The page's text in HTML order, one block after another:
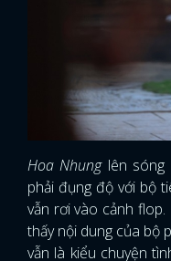
Hoa Nhunglên sóng
phải đụng độ với bộ
vẫn rơi vào cảnh
thấy nội dung của bộ
vẫn là kiểu chuyện